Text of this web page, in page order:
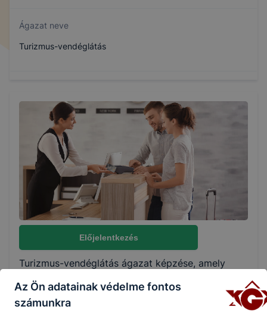
Ágazat neve
Turizmus-vendéglátás
410132303
Képzés időtartama
3 év
Választható szakmairányok:
Nem válaszható
KKK letöltése (pdf)
PTT letöltése (pdf)
Előjelentkezés
Turizmus-vendéglátás ágazat képzése, amely
szakképzettség megszerzésével zárul. A panziós-
fogadós feladatai rendkívül szerteágazóak, hiszen
a szakma óriási fejlődésen ment és megy
Az Ön adatainak védelme fontos
számunkra